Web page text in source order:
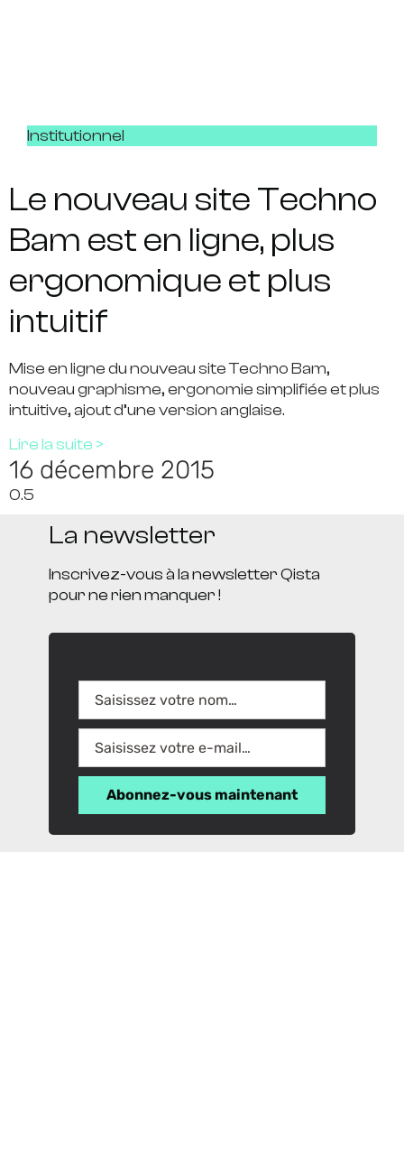
Institutionnel
Le nouveau site Techno
Bam est en ligne, plus
ergonomique et plus
intuitif
Mise en ligne du nouveau site Techno Bam,
nouveau graphisme, ergonomie simplifiée et plus
intuitive, ajout d’une version anglaise.
Lire la suite >
16 décembre 2015
La newsletter
Inscrivez-vous à la newsletter Qista
pour ne rien manquer !